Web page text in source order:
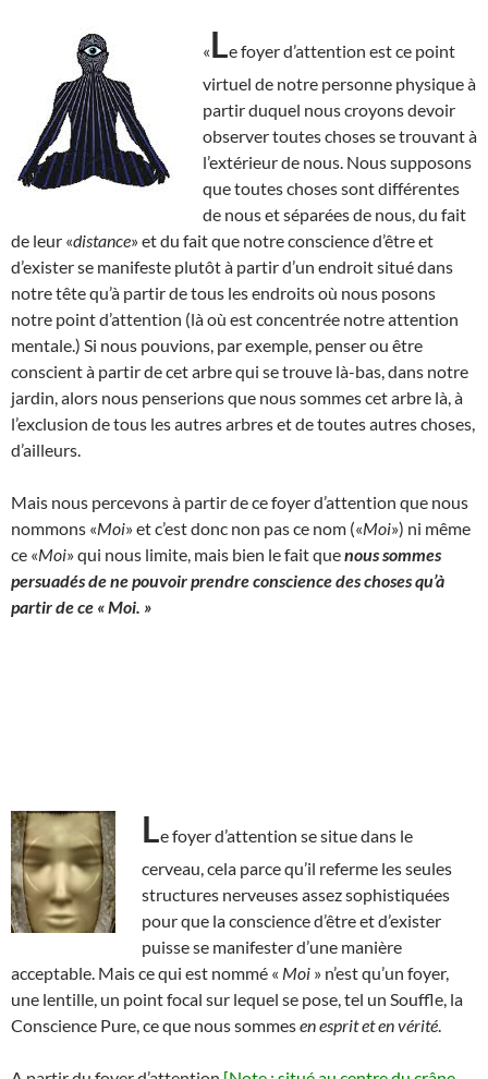
«Le foyer d’attention est ce point
virtuel de notre personne physique à
partir duquel nous croyons devoir
observer toutes choses se trouvant à
l’extérieur de nous. Nous supposons
que toutes choses sont différentes
de nous et séparées de nous, du fait
de leur «distance» et du fait que notre conscience d’être et
d’exister se manifeste plutôt à partir d’un endroit situé dans
notre tête qu’à partir de tous les endroits où nous posons
notre point d’attention (là où est concentrée notre attention
mentale.) Si nous pouvions, par exemple, penser ou être
conscient à partir de cet arbre qui se trouve là-bas, dans notre
jardin, alors nous penserions que nous sommes cet arbre là, à
l’exclusion de tous les autres arbres et de toutes autres choses,
d’ailleurs.
Mais nous percevons à partir de ce foyer d’attention que nous
nommons «Moi» et c’est donc non pas ce nom («Moi») ni même
ce «Moi» qui nous limite, mais bien le fait quenous sommes
persuadés de ne pouvoir prendre conscience des choses qu’à
partir de ce « Moi. »
Le foyer d’attention se situe dans le
cerveau, cela parce qu’il referme les seules
structures nerveuses assez sophistiquées
pour que la conscience d’être et d’exister
puisse se manifester d’une manière
acceptable. Mais ce qui est nommé « Moi » n’est qu’un foyer,
une lentille, un point focal sur lequel se pose, tel un Souffle, la
Conscience Pure, ce que nous sommesen esprit et en vérité